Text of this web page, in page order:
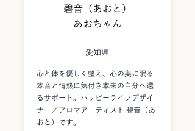
碧音（あおと）
あおちゃん
愛知県
心と体を優しく整え、心の奥に眠る
本音と情熱に気付き本来の自分へ還
るサポート。ハッピーライフデザイ
ナー／アロマアーティスト 碧音（あ
おと）です。